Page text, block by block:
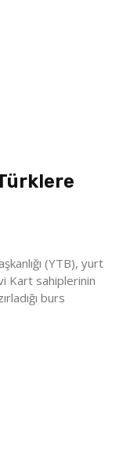
(YTB), yurt
Kart sahiplerinin
burs